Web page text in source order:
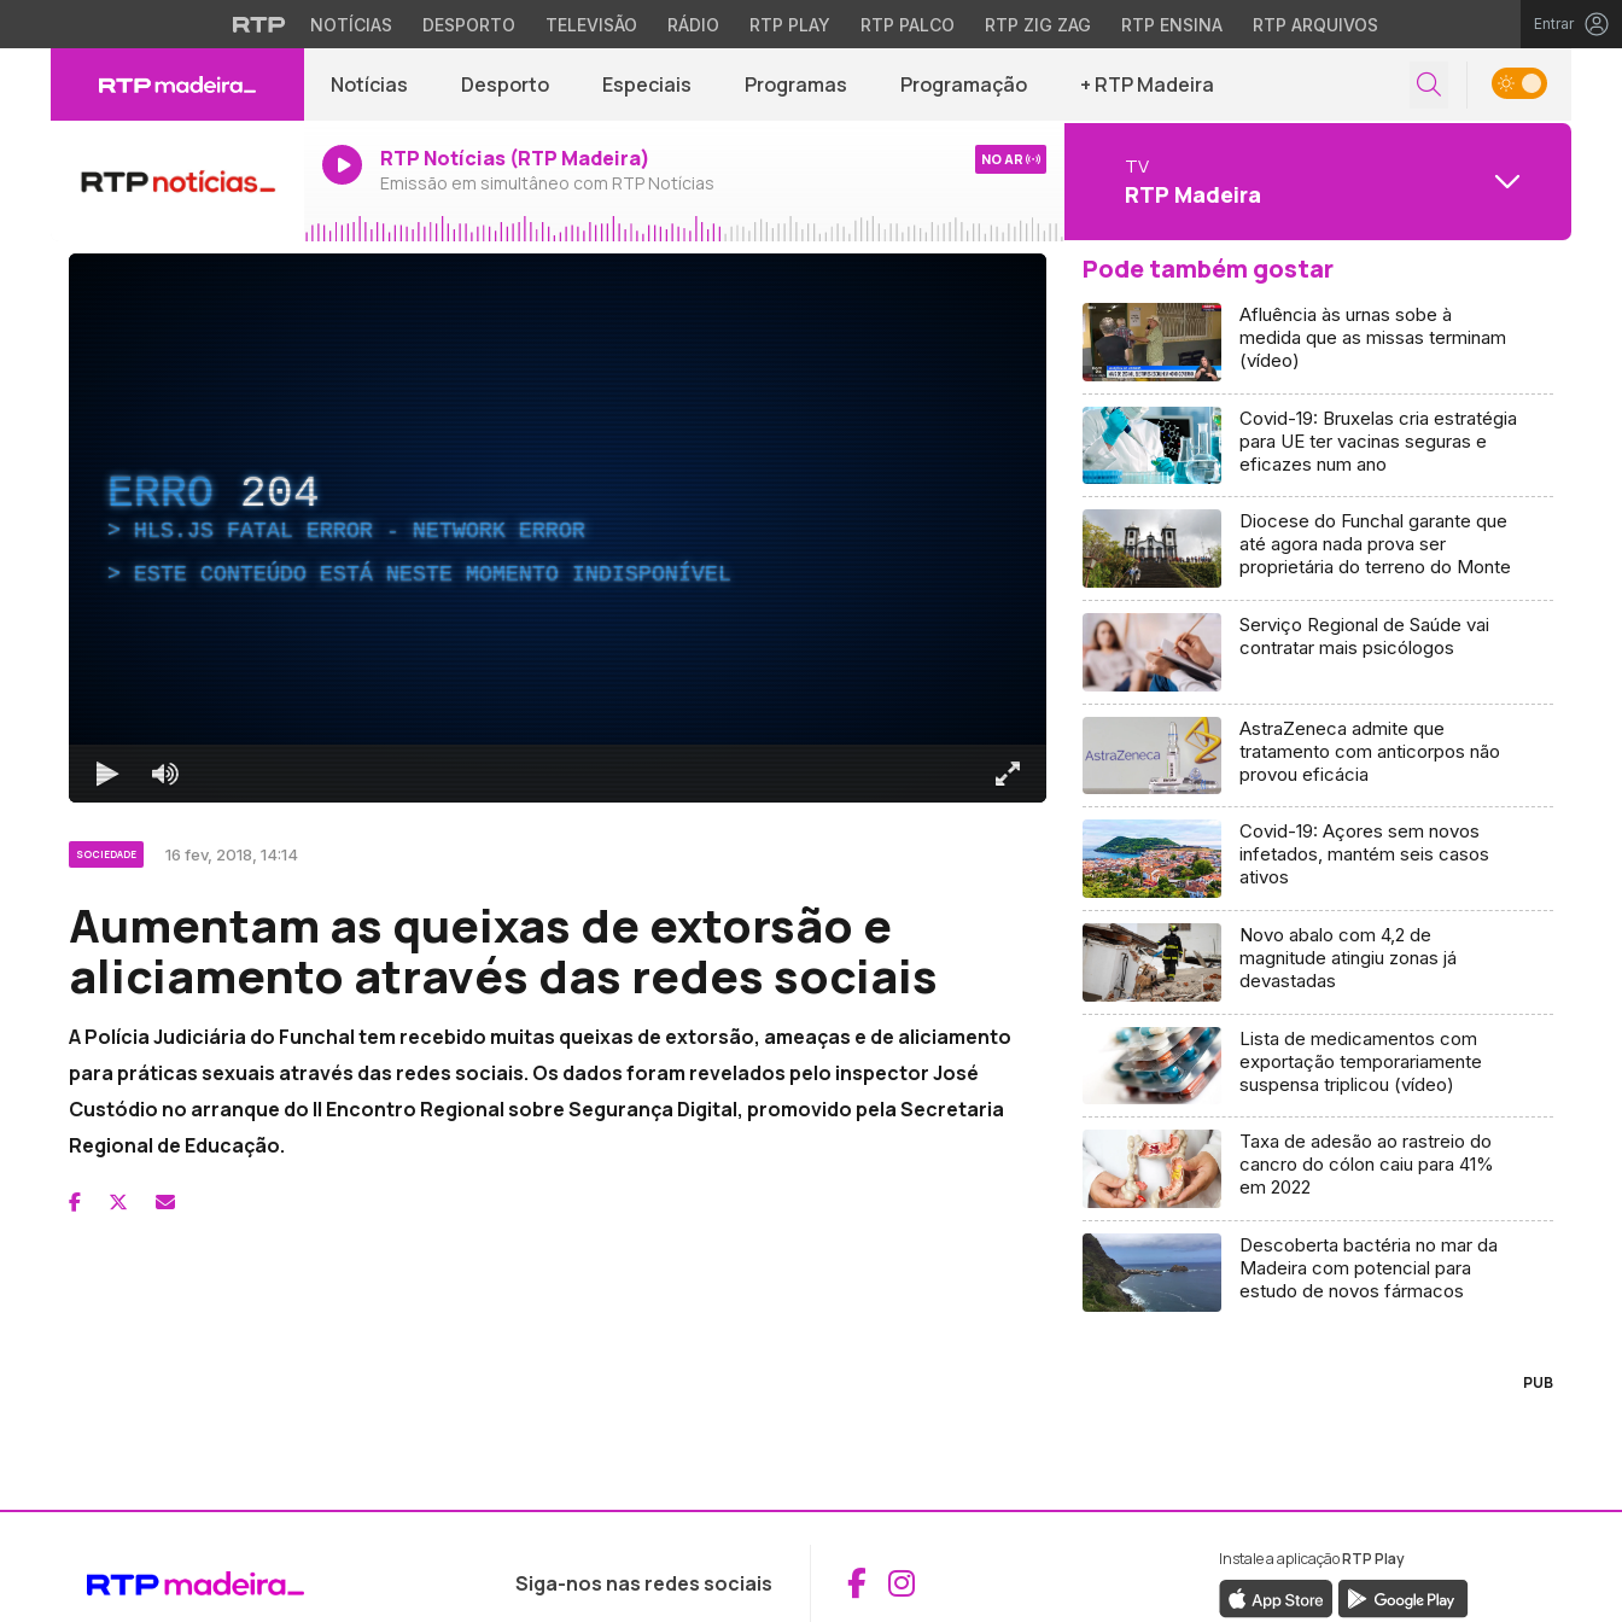
NOTÍCIAS DESPORTO TELEVISÃO RÁDIO RTP PLAY RTP PALCO RTP ZIG ZAG RTP ENSINA RTP ARQUIVOS Entrar
Notícias Desporto Especiais Programas Programação + RTP Madeira
RTP Notícias (RTP Madeira)
Emissão em simultâneo com RTP Notícias
NO AR TV
RTP Madeira
ERRO 204
HLS.JS FATAL ERROR - NETWORK ERROR
ESTE CONTEÚDO ESTÁ NESTE MOMENTO INDISPONÍVEL
SOCIEDADE 16 fev, 2018, 14:14
Aumentam as queixas de extorsão e
aliciamento através das redes sociais
A Polícia Judiciária do Funchal tem recebido muitas queixas de extorsão, ameaças e de aliciamento
para práticas sexuais através das redes sociais. Os dados foram revelados pelo inspector José
Custódio no arranque do II Encontro Regional sobre Segurança Digital, promovido pela Secretaria
Regional de Educação.
Pode também gostar
Afluência às urnas sobe à
medida que as missas terminam
(vídeo)
Covid-19: Bruxelas cria estratégia
para UE ter vacinas seguras e
eficazes num ano
Diocese do Funchal garante que
até agora nada prova ser
proprietária do terreno do Monte
Serviço Regional de Saúde vai
contratar mais psicólogos
AstraZeneca admite que
tratamento com anticorpos não
provou eficácia
Covid-19: Açores sem novos
infetados, mantém seis casos
ativos
Novo abalo com 4,2 de
magnitude atingiu zonas já
devastadas
Lista de medicamentos com
exportação temporariamente
suspensa triplicou (vídeo)
Taxa de adesão ao rastreio do
cancro do cólon caiu para 41%
em 2022
Descoberta bactéria no mar da
Madeira com potencial para
estudo de novos fármacos
PUB
Siga-nos nas redes sociais Aceder ao Facebook da RTP Madeira
Aceder ao Instagram da RTP Madeira
Instale a aplicaçãoRTP Play